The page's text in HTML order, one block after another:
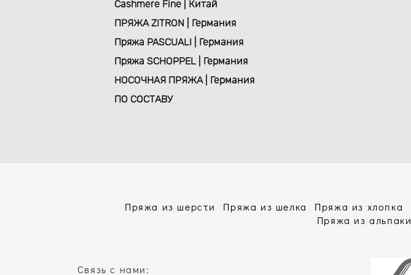
Cashmere Fine | Китай
ПРЯЖА ZITRON | Германия
Пряжа PASCUALI | Германия
Пряжа SCHOPPEL | Германия
НОСОЧНАЯ ПРЯЖА | Германия
ПО СОСТАВУ
Пряжа из шерсти Пряжа из шелка Пряжа из хлопка
Пряжа из альпаки
Связь с нами: